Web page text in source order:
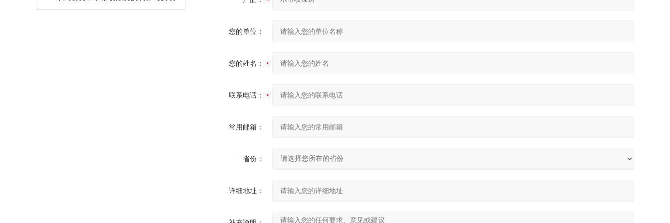
您的单位：
您的姓名：
联系电话：
常用邮箱：
省份：
详细地址：